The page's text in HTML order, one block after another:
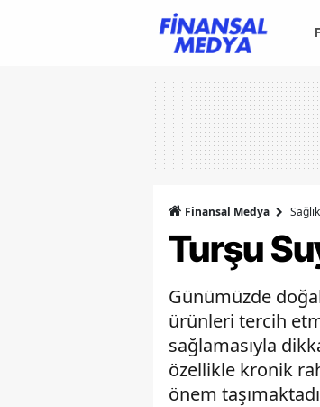
Finansal Medya Sağlık
Turşu
Günümüzde
ürünleri tercih
sağlamasıyla
özellikle kronik
önem